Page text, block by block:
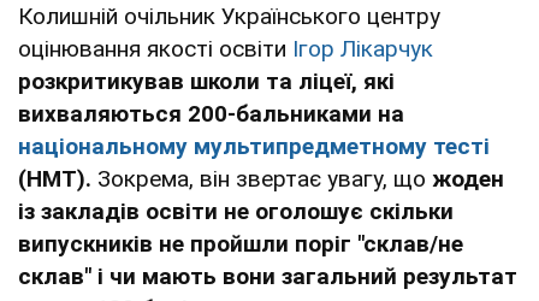
Колишній очільник Українського центру
оцінювання якості освіти Ігор Лікарчук
розкритикував школи та ліцеї, які
вихваляються 200-бальниками на
національному мультипредметному тесті
(НМТ). Зокрема, він звертає увагу, що жоден
із закладів освіти не оголошує скільки
випускників не пройшли поріг "склав/не
склав" і чи мають вони загальний результат